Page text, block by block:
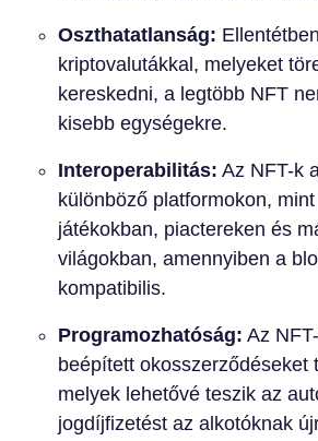
Oszthatatlanság:
kriptovalutákkal, melyeket
kereskedni, a legtöbb NFT
kisebb egységekre.
Interoperabilitás: Az NFT-k
különböző platformokon,
játékokban, piactereken és
világokban, amennyiben a
kompatibilis.
Programozhatóság: Az
beépített okosszerződéseket
melyek lehetővé teszik az
jogdíjfizetést az alkotóknak